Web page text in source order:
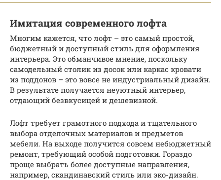
Имитация современного лофта
Многим кажется, что лофт – это самый простой,
бюджетный и доступный стиль для оформления
интерьера. Это обманчивое мнение, поскольку
самодельный столик из досок или каркас кровати
из поддонов – это вовсе не индустриальный дизайн.
В результате получается неуютный интерьер,
отдающий безвкусицей и дешевизной.
Лофт требует грамотного подхода и тщательного
выбора отделочных материалов и предметов
мебели. На выходе получится совсем небюджетный
ремонт, требующий особой подготовки. Гораздо
проще выбрать более доступные направления,
например, скандинавский стиль или эко-дизайн.